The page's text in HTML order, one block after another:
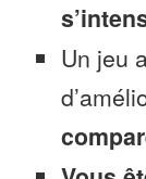
Un jeu